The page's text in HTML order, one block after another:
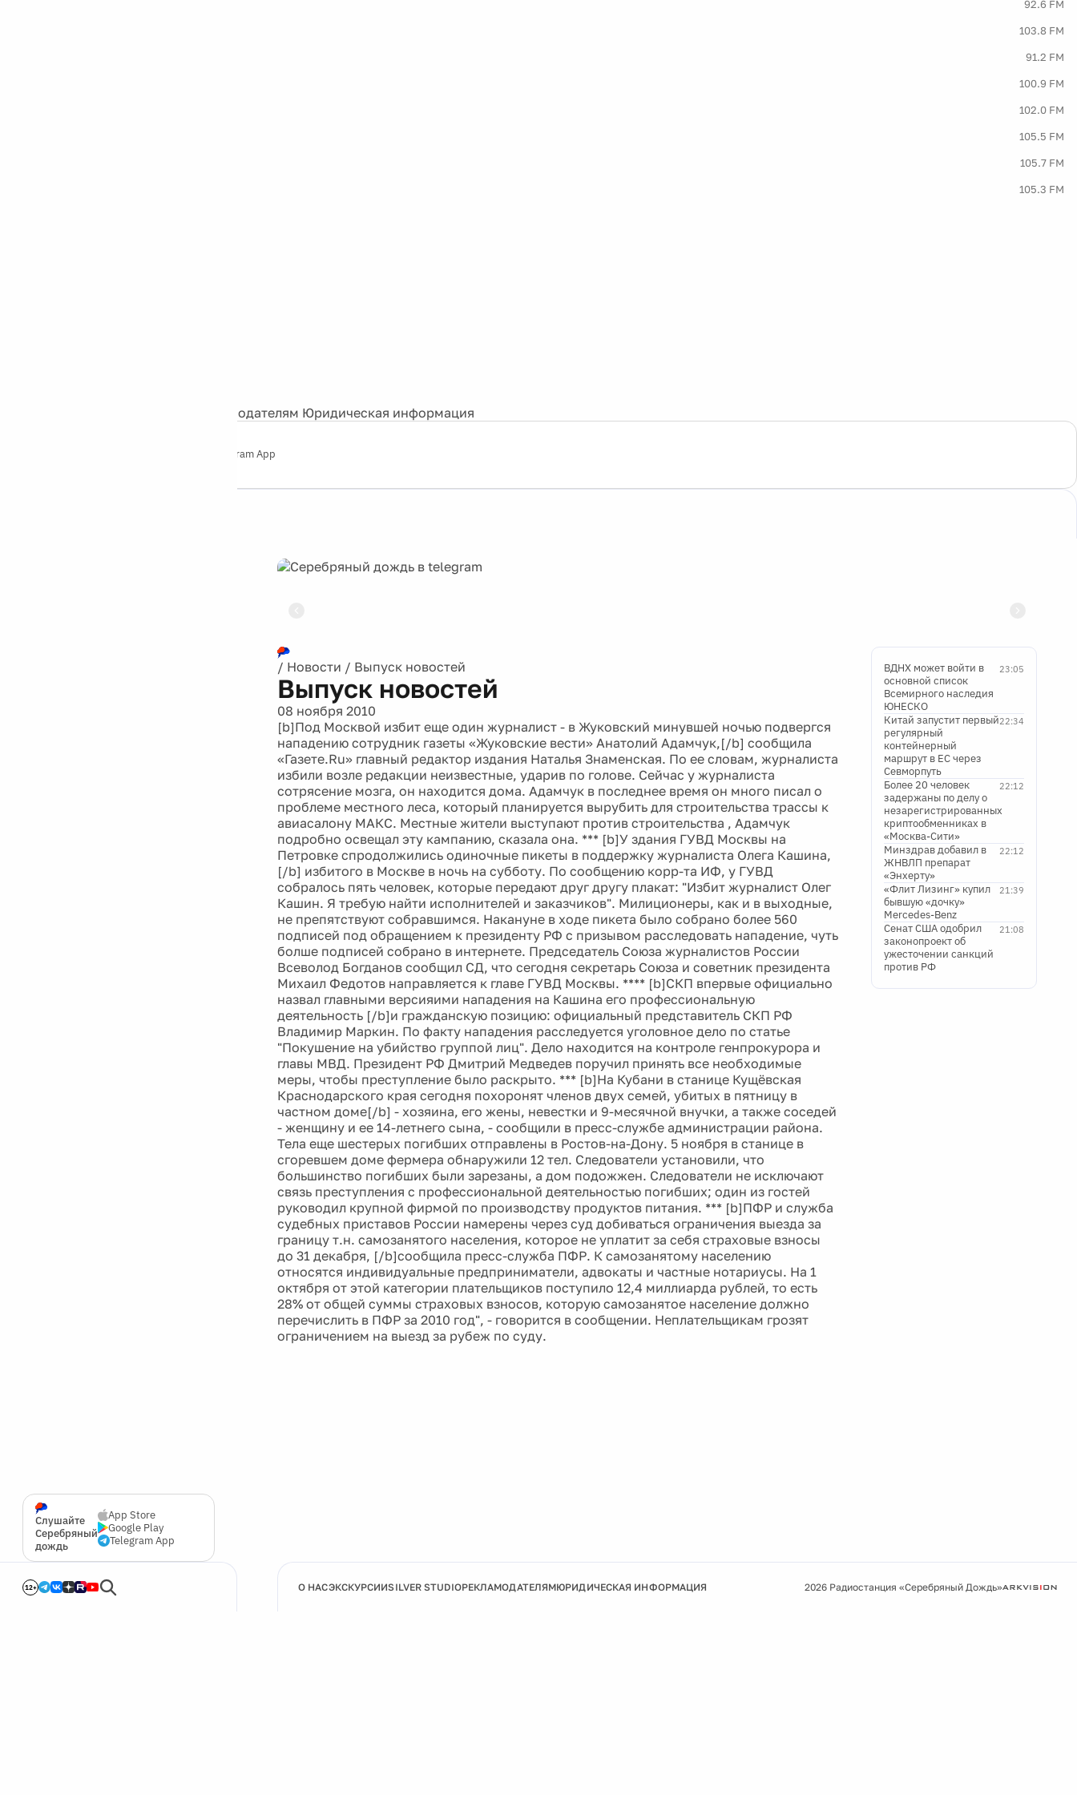
92.6 FM
103.8 FM
91.2 FM
100.9 FM
102.0 FM
105.5 FM
105.7 FM
105.3 FM
Рекламодателям Юридическая информация
Telegram App
Слушайте
Серебряный
дождь
App Store
Google Play
Telegram App
12+
/ Новости / Выпуск новостей
Выпуск новостей
08 ноября 2010
[b]Под Москвой избит еще один журналист - в Жуковский минувшей ночью подвергся
нападению сотрудник газеты «Жуковские вести» Анатолий Адамчук,[/b] сообщила
«Газете.Ru» главный редактор издания Наталья Знаменская. По ее словам, журналиста
избили возле редакции неизвестные, ударив по голове. Сейчас у журналиста
сотрясение мозга, он находится дома. Адамчук в последнее время он много писал о
проблеме местного леса, который планируется вырубить для строительства трассы к
авиасалону МАКС. Местные жители выступают против строительства , Адамчук
подробно освещал эту кампанию, сказала она. *** [b]У здания ГУВД Москвы на
Петровке спродолжились одиночные пикеты в поддержку журналиста Олега Кашина,
[/b] избитого в Москве в ночь на субботу. По сообщению корр-та ИФ, у ГУВД
собралось пять человек, которые передают друг другу плакат: "Избит журналист Олег
Кашин. Я требую найти исполнителей и заказчиков". Милиционеры, как и в выходные,
не препятствуют собравшимся. Накануне в ходе пикета было собрано более 560
подписей под обращением к президенту РФ с призывом расследовать нападение, чуть
болше подписей собрано в интернете. Председатель Союза журналистов России
Всеволод Богданов сообщил СД, что сегодня секретарь Союза и советник президента
Михаил Федотов направляется к главе ГУВД Москвы. **** [b]СКП впервые официально
назвал главными версияими нападения на Кашина его профессиональную
деятельность [/b]и гражданскую позицию: официальный представитель СКП РФ
Владимир Маркин. По факту нападения расследуется уголовное дело по статье
"Покушение на убийство группой лиц". Дело находится на контроле генпрокурора и
главы МВД. Президент РФ Дмитрий Медведев поручил принять все необходимые
меры, чтобы преступление было раскрыто. *** [b]На Кубани в станице Кущёвская
Краснодарского края сегодня похоронят членов двух семей, убитых в пятницу в
частном доме[/b] - хозяина, его жены, невестки и 9-месячной внучки, а также соседей
- женщину и ее 14-летнего сына, - сообщили в пресс-службе администрации района.
Тела еще шестерых погибших отправлены в Ростов-на-Дону. 5 ноября в станице в
сгоревшем доме фермера обнаружили 12 тел. Следователи установили, что
большинство погибших были зарезаны, а дом подожжен. Следователи не исключают
связь преступления с профессиональной деятельностью погибших; один из гостей
руководил крупной фирмой по производству продуктов питания. *** [b]ПФР и служба
судебных приставов России намерены через суд добиваться ограничения выезда за
границу т.н. самозанятого населения, которое не уплатит за себя страховые взносы
до 31 декабря, [/b]сообщила пресс-служба ПФР. К самозанятому населению
относятся индивидуальные предприниматели, адвокаты и частные нотариусы. На 1
октября от этой категории плательщиков поступило 12,4 миллиарда рублей, то есть
28% от общей суммы страховых взносов, которую самозанятое население должно
перечислить в ПФР за 2010 год", - говорится в сообщении. Неплательщикам грозят
ограничением на выезд за рубеж по суду.
23:05
ВДНХ может войти в
основной список
Всемирного наследия
ЮНЕСКО
22:34
Китай запустит первый
регулярный
контейнерный
маршрут в ЕС через
Севморпуть
22:12
Более 20 человек
задержаны по делу о
незарегистрированных
криптообменниках в
«Москва-Сити»
22:12
Минздрав добавил в
ЖНВЛП препарат
«Энхерту»
21:39
«Флит Лизинг» купил
бывшую «дочку»
Mercedes-Benz
21:08
Сенат США одобрил
законопроект об
ужесточении санкций
против РФ
О НАСЭКСКУРСИИSILVER STUDIOРЕКЛАМОДАТЕЛЯМЮРИДИЧЕСКАЯ ИНФОРМАЦИЯ 2026 Радиостанция «Серебряный Дождь»